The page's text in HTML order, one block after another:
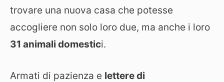
trovare una nuova casa che potesse
accogliere non solo loro due, ma anche i loro
31 animali domestici.
Armati di pazienza e lettere di